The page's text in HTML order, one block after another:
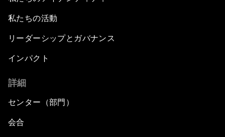
私たちの活動
リーダーシップとガバナンス
インパクト
詳細
センター（部門）
会合